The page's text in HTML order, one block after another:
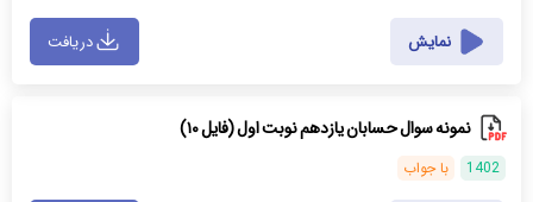
نمایش دریافت
نمونه سوال حسابان یازدهم نوبت اول (فایل ۱۰)
1402 با جواب